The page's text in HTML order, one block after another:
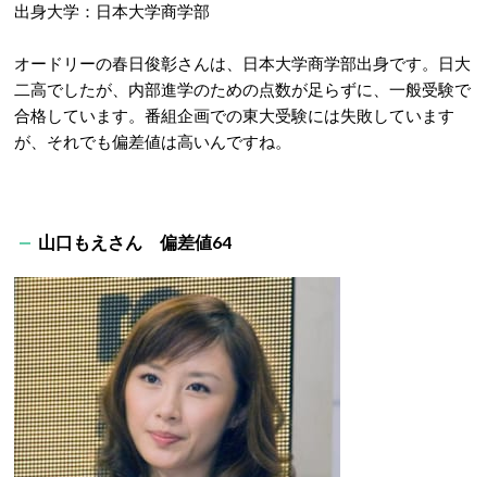
出身大学：日本大学商学部
オードリーの春日俊彰さんは、日本大学商学部出身です。日大
二高でしたが、内部進学のための点数が足らずに、一般受験で
合格しています。番組企画での東大受験には失敗しています
が、それでも偏差値は高いんですね。
山口もえさん 偏差値64